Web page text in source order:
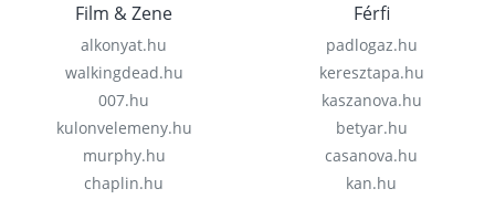
Film & Zene
alkonyat.hu
walkingdead.hu
007.hu
kulonvelemeny.hu
murphy.hu
chaplin.hu
Férfi
padlogaz.hu
keresztapa.hu
kaszanova.hu
betyar.hu
casanova.hu
kan.hu